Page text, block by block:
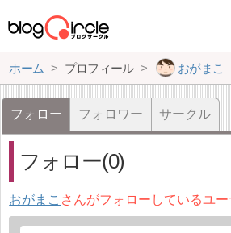
ホーム プロフィール おがまこ
フォロー フォロワー サークル
フォロー(0)
おがまこ さんがフォローしているユー